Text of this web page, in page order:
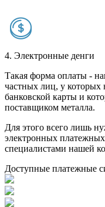
4. Электронные денги
Такая форма оплаты -
частных лиц, у которых
банковской карты и
поставщиком металла.
Для этого всего лишь
электронных
специалистами нашей
Доступные платежные